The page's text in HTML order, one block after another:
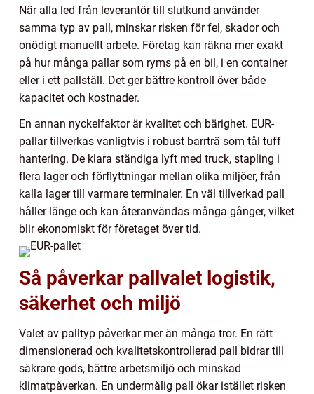
När alla led från leverantör till slutkund använder
samma typ av pall, minskar risken för fel, skador och
onödigt manuellt arbete. Företag kan räkna mer exakt
på hur många pallar som ryms på en bil, i en container
eller i ett pallställ. Det ger bättre kontroll över både
kapacitet och kostnader.
En annan nyckelfaktor är kvalitet och bärighet. EUR-
pallar tillverkas vanligtvis i robust barrträ som tål tuff
hantering. De klara ständiga lyft med truck, stapling i
flera lager och förflyttningar mellan olika miljöer, från
kalla lager till varmare terminaler. En väl tillverkad pall
håller länge och kan återanvändas många gånger, vilket
blir ekonomiskt för företaget över tid.
Så påverkar pallvalet logistik,
säkerhet och miljö
Valet av palltyp påverkar mer än många tror. En rätt
dimensionerad och kvalitetskontrollerad pall bidrar till
säkrare gods, bättre arbetsmiljö och minskad
klimatpåverkan. En undermålig pall ökar istället risken